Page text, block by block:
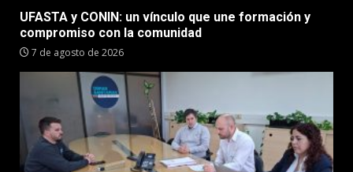
UFASTA y CONIN: un vínculo que une formación y
compromiso con la comunidad
7 de agosto de 2026